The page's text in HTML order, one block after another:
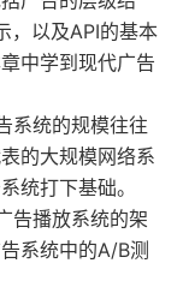
，以及API的基本
中学到现代广告
系统的规模往往
的大规模网络系
统打下基础。
告播放系统的架
系统中的A/B测